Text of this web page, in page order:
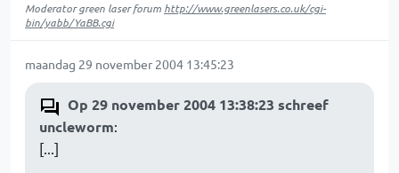
Moderator green laser forum http://www.greenlasers.co.uk/cgi-
bin/yabb/YaBB.cgi
maandag 29 november 2004 13:45:23
Op 29 november 2004 13:38:23 schreef
uncleworm:
[...]